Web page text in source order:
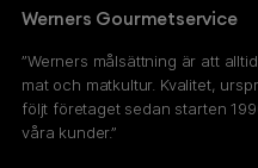
Werners Gourmetservice
”Werners målsättning är att
mat och matkultur. Kvalitet,
följt företaget sedan starten
våra kunder.”